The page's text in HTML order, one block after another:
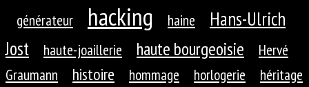
générateur
hacking haine
Hans-Ulrich
Jost
haute-joaillerie haute bourgeoisie
Hervé
Graumann
histoire hommage horlogerie
héritage